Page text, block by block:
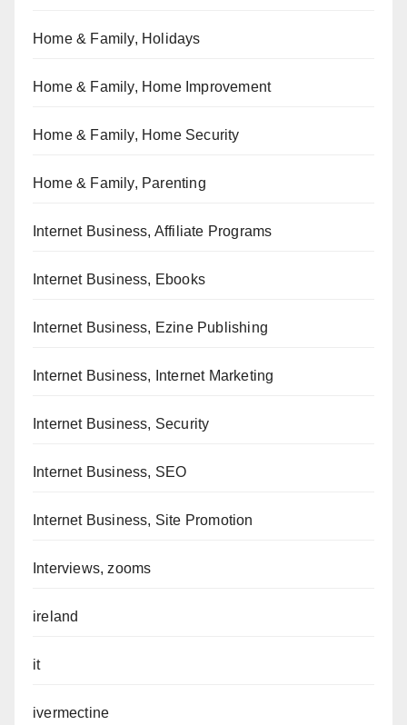
Home & Family, Holidays
Home & Family, Home Improvement
Home & Family, Home Security
Home & Family, Parenting
Internet Business, Affiliate Programs
Internet Business, Ebooks
Internet Business, Ezine Publishing
Internet Business, Internet Marketing
Internet Business, Security
Internet Business, SEO
Internet Business, Site Promotion
Interviews, zooms
ireland
it
ivermectine